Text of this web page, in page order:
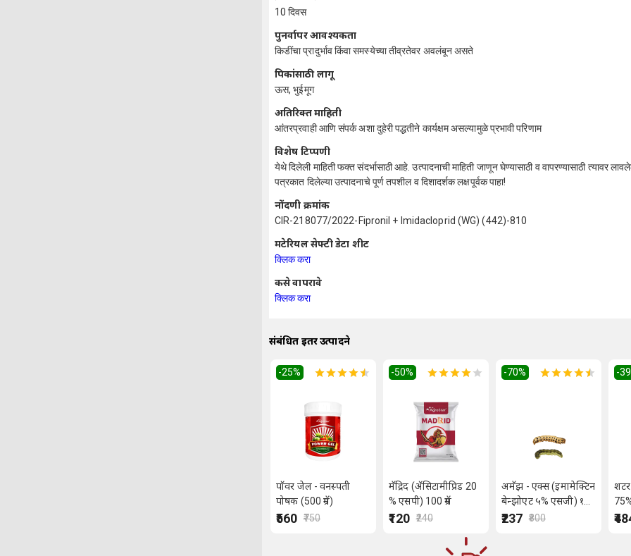
10 दिवस
पुनर्वापर आवश्यकता
किडींचा प्रादुर्भाव किंवा समस्येच्या तीव्रतेवर अवलंबून असते
पिकांसाठी लागू
ऊस, भुईमूग
अतिरिक्त माहिती
आंतरप्रवाही आणि संपर्क अशा दुहेरी पद्धतीने कार्यक्षम असल्यामुळे प्रभावी परिणाम
विशेष टिप्पणी
येथे दिलेली माहिती फक्त संदर्भासाठी आहे. उत्पादनाची माहिती जाणून घेण्यासाठी व वापरण्यासाठी त्यावर
पत्रकात दिलेल्या उत्पादनाचे पूर्ण तपशील व दिशादर्शक लक्षपूर्वक पाहा!
नोंदणी क्रमांक
CIR-218077/2022-Fipronil + Imidacloprid (WG) (442)-810
मटेरियल सेफ्टी डेटा शीट
क्लिक करा
कसे वापरावे
क्लिक करा
संबंधित इतर उत्पादने
-25%
पॉवर जेल - वनस्पती
पोषक (500 ग्रॅम)
₹560 ₹750
-50%
मॅद्रिद (ॲसिटामीप्रिड 20
% एसपी) 100 ग्रॅम
₹120 ₹240
-70%
अमॅझ - एक्स (इमामेक्टिन
बेन्झोएट ५% एसजी) १००
ग्रॅम
₹237 ₹800
-39
शटर